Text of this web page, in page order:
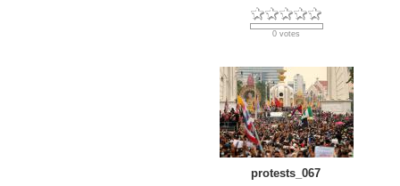
0 votes
protests_067